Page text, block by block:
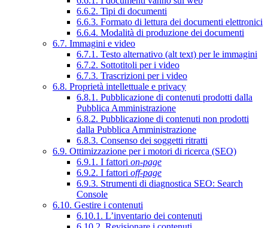
6.6.2. Tipi di documenti
6.6.3. Formato di lettura dei documenti elettronici
6.6.4. Modalità di produzione dei documenti
6.7. Immagini e video
6.7.1. Testo alternativo (alt text) per le immagini
6.7.2. Sottotitoli per i video
6.7.3. Trascrizioni per i video
6.8. Proprietà intellettuale e privacy
6.8.1. Pubblicazione di contenuti prodotti dalla
Pubblica Amministrazione
6.8.2. Pubblicazione di contenuti non prodotti
dalla Pubblica Amministrazione
6.8.3. Consenso dei soggetti ritratti
6.9. Ottimizzazione per i motori di ricerca (SEO)
6.9.1. I fattori on-page
6.9.2. I fattori off-page
6.9.3. Strumenti di diagnostica SEO: Search
Console
6.10. Gestire i contenuti
6.10.1. L’inventario dei contenuti